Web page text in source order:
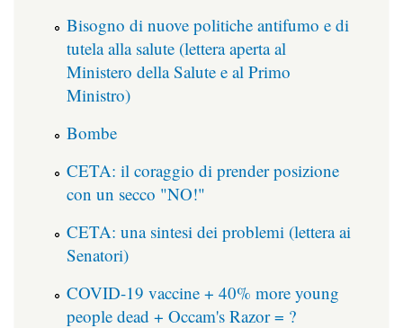
Bisogno di nuove politiche antifumo e di
tutela alla salute (lettera aperta al
Ministero della Salute e al Primo
Ministro)
Bombe
CETA: il coraggio di prender posizione
con un secco "NO!"
CETA: una sintesi dei problemi (lettera ai
Senatori)
COVID-19 vaccine + 40% more young
people dead + Occam's Razor = ?